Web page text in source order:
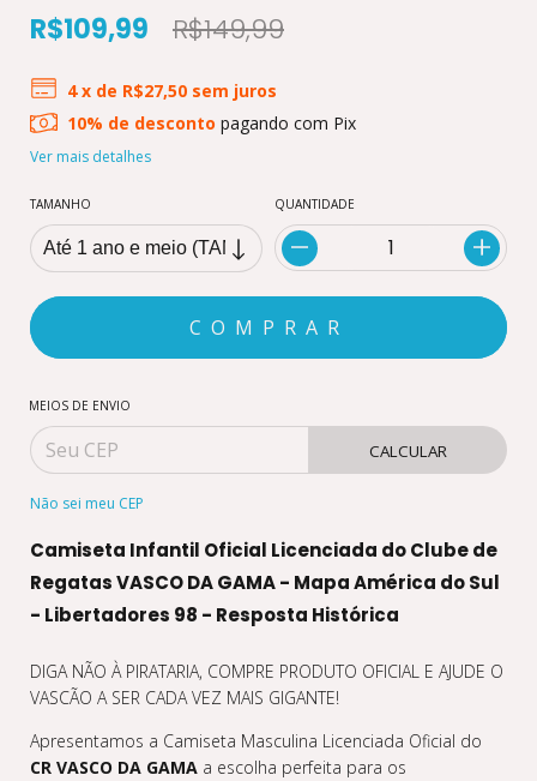
R$109,99 R$149,99
4 x de R$27,50 sem juros
10% de desconto pagando com Pix
Ver mais detalhes
TAMANHO QUANTIDADE
MEIOS DE ENVIO
CALCULAR
Não sei meu CEP
Camiseta Infantil Oficial Licenciada do Clube de
Regatas VASCO DA GAMA - Mapa América do Sul
- Libertadores 98 - Resposta Histórica
DIGA NÃO À PIRATARIA, COMPRE PRODUTO OFICIAL E AJUDE O
VASCÃO A SER CADA VEZ MAIS GIGANTE!
Apresentamos a Camiseta Masculina Licenciada Oficial do
CR VASCO DA GAMA a escolha perfeita para os